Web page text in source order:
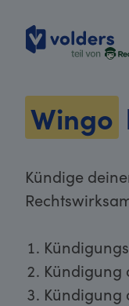
Wingo
Kündige
Kündigung
Kündigung